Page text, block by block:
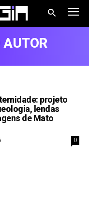
projeto
lendas
de Mato
0